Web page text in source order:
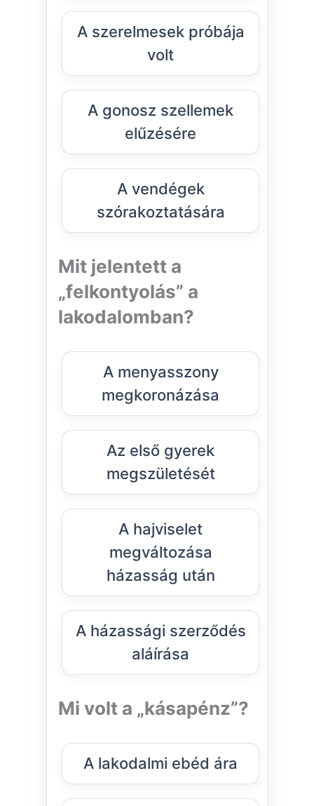
A szerelmesek próbája
volt
A gonosz szellemek
elűzésére
A vendégek
szórakoztatására
Mit jelentett a
„felkontyolás” a
lakodalomban?
A menyasszony
megkoronázása
Az első gyerek
megszületését
A hajviselet
megváltozása
házasság után
A házassági szerződés
aláírása
Mi volt a „kásapénz”?
A lakodalmi ebéd ára